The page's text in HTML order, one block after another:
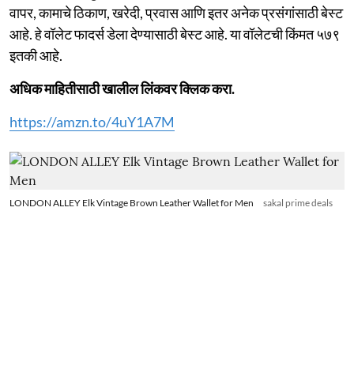
वापर, कामाचे ठिकाण, खरेदी, प्रवास आणि इतर अनेक प्रसंगांसाठी बेस्ट
आहे. हे वॉलेट फादर्स डेला देण्यासाठी बेस्ट आहे. या वॉलेटची किंमत ५७९
इतकी आहे.
अधिक माहितीसाठी खालील लिंकवर क्लिक करा.
https://amzn.to/4uY1A7M
LONDON ALLEY Elk Vintage Brown Leather Wallet for Men sakal prime deals